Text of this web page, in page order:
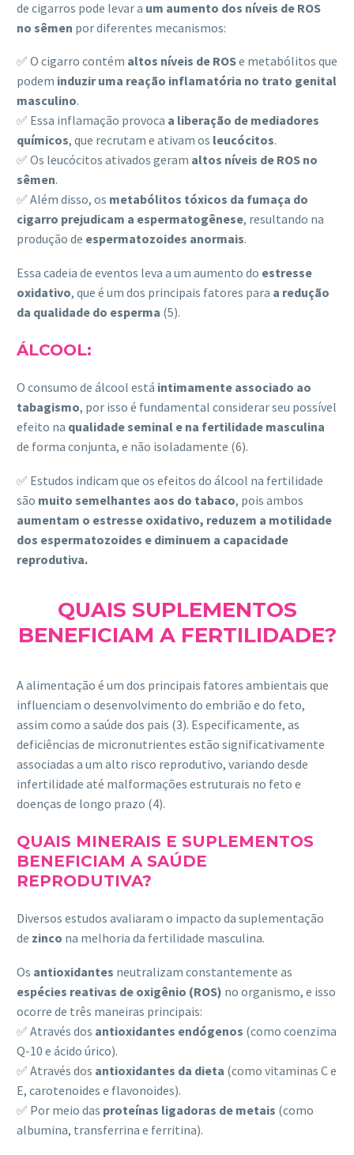
de cigarros pode levar a um aumento dos níveis de ROS
no sêmen por diferentes mecanismos:
✅ O cigarro contém altos níveis de ROSe metabólitos que
podem induzir uma reação inflamatória no trato genital
masculino.
✅ Essa inflamação provoca a liberação de mediadores
químicos, que recrutam e ativam os leucócitos.
✅ Os leucócitos ativados geram altos níveis de ROS no
sêmen.
✅ Além disso, os metabólitos tóxicos da fumaça do
cigarro prejudicam a espermatogênese, resultando na
produção de espermatozoides anormais.
Essa cadeia de eventos leva a um aumento do estresse
oxidativo, que é um dos principais fatores para a redução
da qualidade do esperma (5).
ÁLCOOL:
O consumo de álcool está intimamente associado ao
tabagismo, por isso é fundamental considerar seu possível
efeito na qualidade seminal e na fertilidade masculina
de forma conjunta, e não isoladamente (6).
✅ Estudos indicam que os efeitos do álcool na fertilidade
são muito semelhantes aos do tabaco, pois ambos
aumentam o estresse oxidativo, reduzem a motilidade
dos espermatozoides e diminuem a capacidade
reprodutiva.
QUAIS SUPLEMENTOS
BENEFICIAM A FERTILIDADE?
A alimentação é um dos principais fatores ambientais que
influenciam o desenvolvimento do embrião e do feto,
assim como a saúde dos pais (3). Especificamente, as
deficiências de micronutrientes estão significativamente
associadas a um alto risco reprodutivo, variando desde
infertilidade até malformações estruturais no feto e
doenças de longo prazo (4).
QUAIS MINERAIS E SUPLEMENTOS
BENEFICIAM A SAÚDE
REPRODUTIVA?
Diversos estudos avaliaram o impacto da suplementação
de zinco na melhoria da fertilidade masculina.
Os antioxidantes neutralizam constantemente as
espécies reativas de oxigênio (ROS) no organismo, e isso
ocorre de três maneiras principais:
✅ Através dos antioxidantes endógenos (como coenzima
Q-10 e ácido úrico).
✅ Através dos antioxidantes da dieta (como vitaminas C e
E, carotenoides e flavonoides).
✅ Por meio das proteínas ligadoras de metais (como
albumina, transferrina e ferritina).